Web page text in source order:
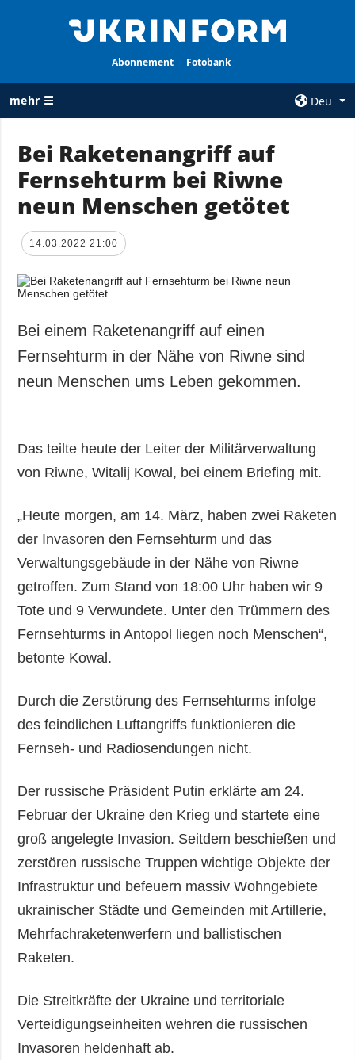
Abonnement Fotobank
mehr ☰
Deu
ALLE
RUBRIKEN
Krieg
Wiederaufbau
Politik
Militär
Gesellschaft und
Kultur
Notstand und
Notfälle
AGENTUR
Über uns
Politik zur
personenbezogener
Daten
ZUSÄTZLICH
Veröffentlichungen
Interview
Fotos
Video
LEISTUNGEN
Abonnement
Fotobank
Bei Raketenangriff auf
Fernsehturm bei Riwne
neun Menschen getötet
14.03.2022 21:00
Bei einem Raketenangriff auf einen
Fernsehturm in der Nähe von Riwne sind
neun Menschen ums Leben gekommen.
Das teilte heute der Leiter der Militärverwaltung
von Riwne, Witalij Kowal, bei einem Briefing mit.
„Heute morgen, am 14. März, haben zwei Raketen
der Invasoren den Fernsehturm und das
Verwaltungsgebäude in der Nähe von Riwne
getroffen. Zum Stand von 18:00 Uhr haben wir 9
Tote und 9 Verwundete. Unter den Trümmern des
Fernsehturms in Antopol liegen noch Menschen“,
betonte Kowal.
Durch die Zerstörung des Fernsehturms infolge
des feindlichen Luftangriffs funktionieren die
Fernseh- und Radiosendungen nicht.
Der russische Präsident Putin erklärte am 24.
Februar der Ukraine den Krieg und startete eine
groß angelegte Invasion. Seitdem beschießen und
zerstören russische Truppen wichtige Objekte der
Infrastruktur und befeuern massiv Wohngebiete
ukrainischer Städte und Gemeinden mit Artillerie,
Mehrfachraketenwerfern und ballistischen
Raketen.
Die Streitkräfte der Ukraine und territoriale
Verteidigungseinheiten wehren die russischen
Invasoren heldenhaft ab.